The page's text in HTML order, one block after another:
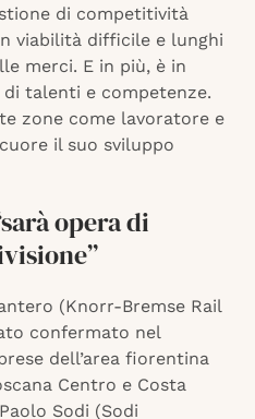
di competitività
viabilità difficile e lunghi
merci. E in più, è in
talenti e competenze.
zone come lavoratore e
il suo sviluppo
opera di
(Knorr-Bremse Rail
confermato nel
dell’area fiorentina
Centro e Costa
Sodi (Sodi